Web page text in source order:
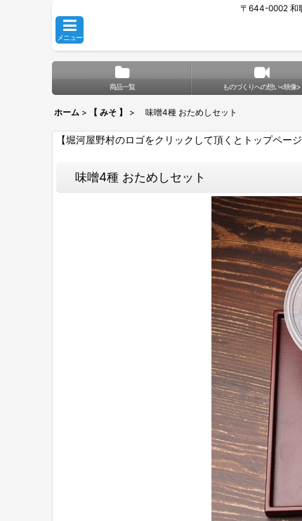
〒644-0002 和
メニュー
商品一覧 ものづくりへの想い<映像>
ホーム > 【 みそ 】 > 味噌4種 おためしセット
【堀河屋野村のロゴをクリックして頂くとトップペー
味噌4種 おためしセット